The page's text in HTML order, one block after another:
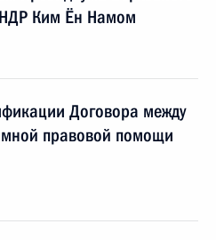
Ким Ён Намом
Договора между
правовой помощи